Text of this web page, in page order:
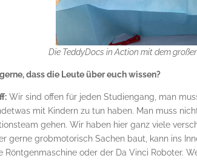
Die TeddyDocs in Action mit dem
dass die Leute über euch wissen?
Wir sind offen für jeden Studiengang, man
mit Kindern zu tun haben. Man muss
gehen. Wir haben hier ganz viele
gerne grobmotorisch Sachen baut, kann ins
Röntgenmaschine oder der Da Vinci Roboter.